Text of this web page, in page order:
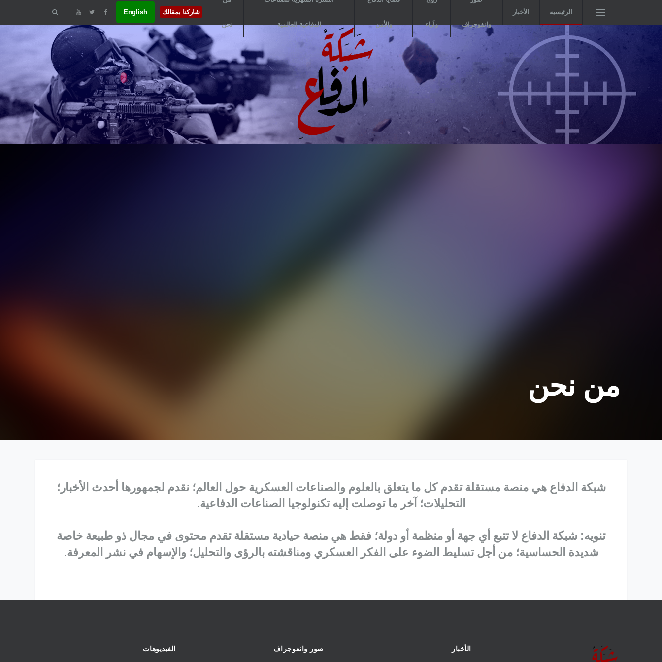
الرئيسيه الأخبار
وانفوجراف وآراء والأمن الدفاعية العالمية نحن
شاركنا بمقالك English
من نحن
شبكة الدفاع هي منصة مستقلة تقدم كل ما يتعلق بالعلوم والصناعات العسكرية حول العالم؛ نقدم لجمهورها أحدث الأخبار؛
التحليلات؛ آخر ما توصلت إليه تكنولوجيا الصناعات الدفاعية.
تنويه: شبكة الدفاع لا تتبع أي جهة أو منظمة أو دولة؛ فقط هي منصة حيادية مستقلة تقدم محتوى في مجال ذو طبيعة خاصة
شديدة الحساسية؛ من أجل تسليط الضوء على الفكر العسكري ومناقشته بالرؤى والتحليل؛ والإسهام في نشر المعرفة.
الأخبار صور وانفوجراف الفيديوهات